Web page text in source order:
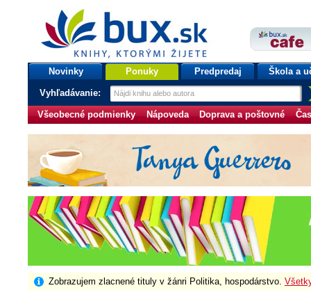
bux.sk
knihy, ktorými žijete
Úvodná stránka
Novinky Ponuky Predpredaj Škola a
Vyhľadávanie:
Všeobecné podmienky Nápoveda Doprava a poštovné
Zobrazujem zlacnené tituly v žánri Politika, hospodárstvo.